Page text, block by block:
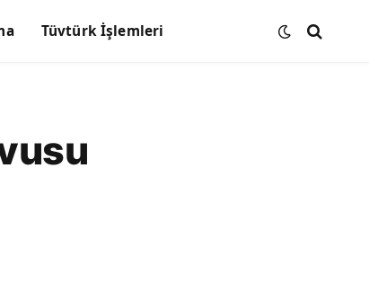
Tüvtürk İşlemleri